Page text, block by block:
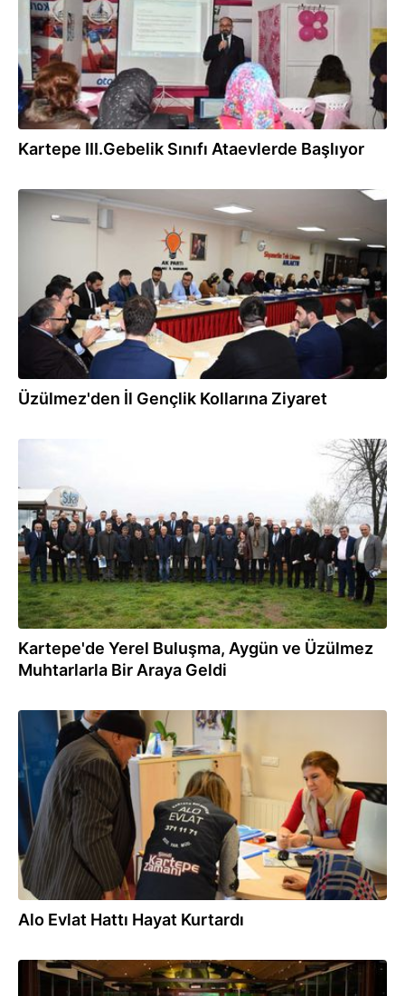
Kartepe III.Gebelik Sınıfı Ataevlerde Başlıyor
10.03.2018
Üzülmez'den İl Gençlik Kollarına Ziyaret
Kartepe'de Yerel Buluşma, Aygün ve Üzülmez
Muhtarlarla Bir Araya Geldi
28.12.2017
Alo Evlat Hattı Hayat Kurtardı
20.12.2017